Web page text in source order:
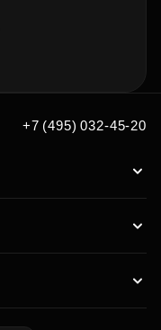
+7 (495) 032-45-20